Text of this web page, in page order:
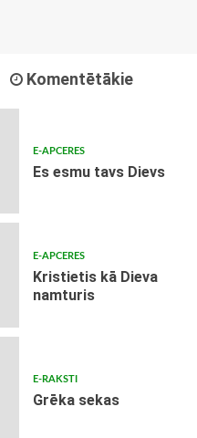
Komentētākie
E-APCERES
Es esmu tavs Dievs
E-APCERES
Kristietis kā Dieva
namturis
E-RAKSTI
Grēka sekas